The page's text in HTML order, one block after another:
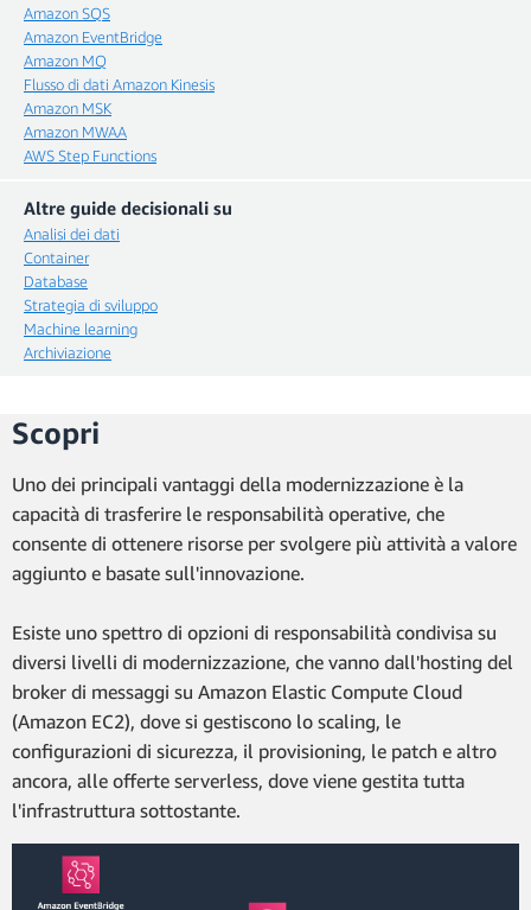
Amazon SQS
Amazon EventBridge
Amazon MQ
Flusso di dati Amazon Kinesis
Amazon MSK
Amazon MWAA
AWS Step Functions
Altre guide decisionali su
Analisi dei dati
Container
Database
Strategia di sviluppo
Machine learning
Archiviazione
Scopri
Uno dei principali vantaggi della modernizzazione è la
capacità di trasferire le responsabilità operative, che
consente di ottenere risorse per svolgere più attività a valore
aggiunto e basate sull'innovazione.
Esiste uno spettro di opzioni di responsabilità condivisa su
diversi livelli di modernizzazione, che vanno dall'hosting del
broker di messaggi su Amazon Elastic Compute Cloud
(Amazon EC2), dove si gestiscono lo scaling, le
configurazioni di sicurezza, il provisioning, le patch e altro
ancora, alle offerte serverless, dove viene gestita tutta
l'infrastruttura sottostante.